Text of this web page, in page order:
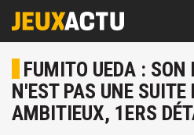
FUMITO UEDA : SON
N'EST PAS UNE SUITE
AMBITIEUX, 1ERS